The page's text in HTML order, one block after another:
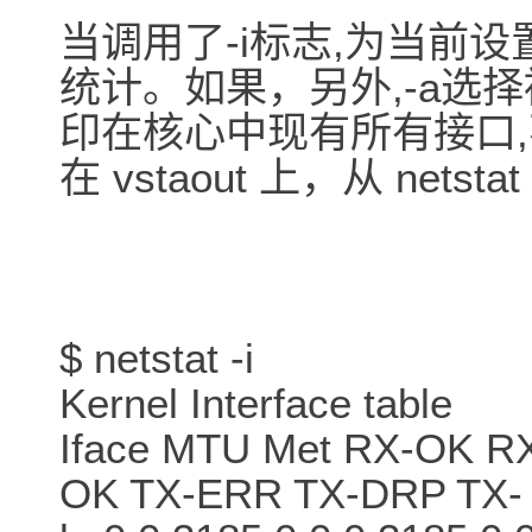
当调用了-i标志,为当前
统计。如果，另外,-a选
印在核心中现有所有接
在 vstaout 上，从
$ netstat -i
Kernel Interface table
Iface MTU Met RX-OK
OK TX-ERR TX-DRP TX-